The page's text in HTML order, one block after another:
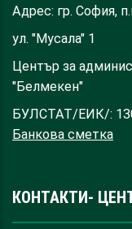
Адрес: гр. София,
ул. "Мусала" 1
Център за
"Белмекен"
БУЛСТАТ/ЕИК/:
Банкова сметка
КОНТАКТИ-